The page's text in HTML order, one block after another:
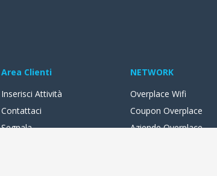
Area Clienti
Inserisci Attività
Contattaci
Segnala
NETWORK
Overplace Wifi
Coupon Overplace
Aziende Overplace